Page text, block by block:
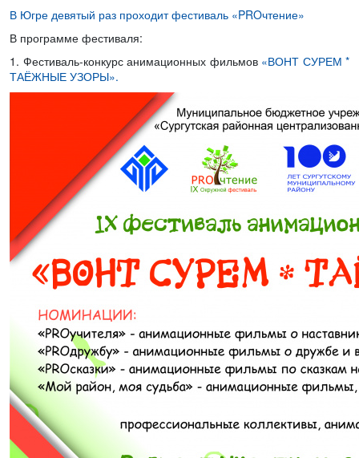
В Югре девятый раз проходит фестиваль «PROчтение»
В программе фестиваля:
1. Фестиваль-конкурс анимационных фильмов «ВОНТ СУРЕМ *
ТАЁЖНЫЕ УЗОРЫ».